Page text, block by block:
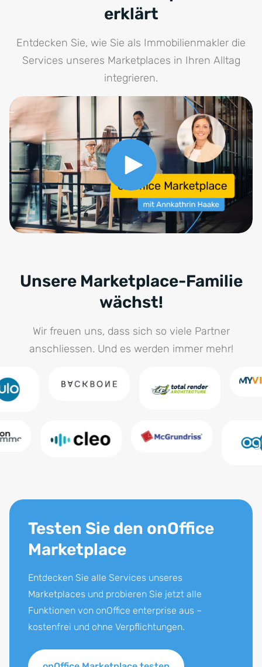
erklärt
Entdecken Sie, wie Sie als Immobilienmakler die
Services unseres Marketplaces in Ihren Alltag
integrieren.
Unsere Marketplace-Familie
wächst!
Wir freuen uns, dass sich so viele Partner
anschliessen. Und es werden immer mehr!
Testen Sie den onOffice
Marketplace